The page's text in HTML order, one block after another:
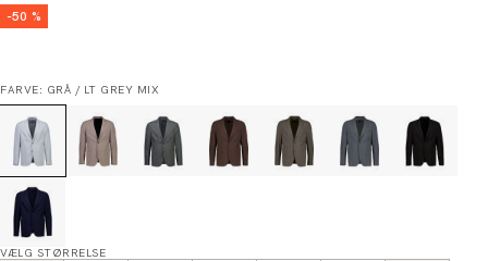
-50 %
FARVE: GRÅ / LT GREY MIX
VÆLG STØRRELSE